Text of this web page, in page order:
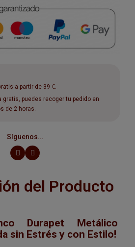
a partir de 39 €.
puedes recoger tu pedido en
de 2 horas.
Síguenos...
del Producto
Durapet Metálico
sin Estrés y con Estilo!